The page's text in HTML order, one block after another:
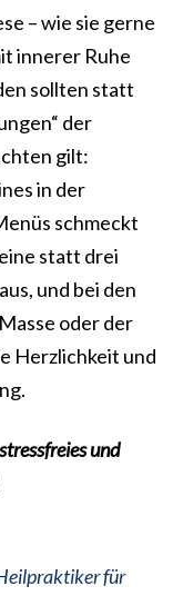
– wie sie gerne
innerer Ruhe
sollten statt
der
gilt:
in der
schmeckt
statt drei
und bei den
oder der
Herzlichkeit und
und
für